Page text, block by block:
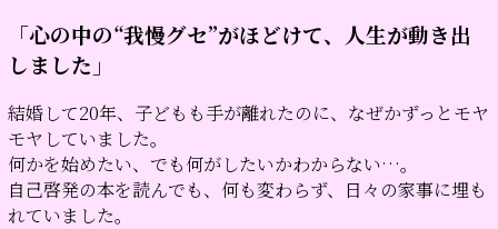
「心の中の“我慢グセ”がほどけて、人生が動き出
しました」
結婚して20年、子どもも手が離れたのに、なぜかずっとモヤ
モヤしていました。
何かを始めたい、でも何がしたいかわからない…。
自己啓発の本を読んでも、何も変わらず、日々の家事に埋も
れていました。